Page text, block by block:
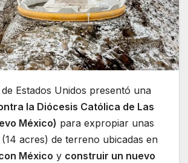
Estados Unidos presentó una
la Diócesis Católica de Las
México) para expropiar unas
acres) de terreno ubicadas en
México y construir un nuevo